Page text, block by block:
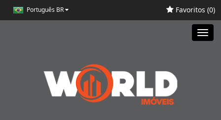
Português BR Favoritos (0)